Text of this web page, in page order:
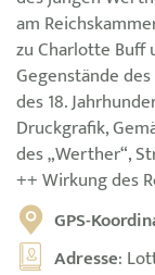
am
zu Charlotte Buff
Gegenstände
des 18.
Druckgrafik,
des „Werther“,
++ Wirkung des
GPS-
Adresse: